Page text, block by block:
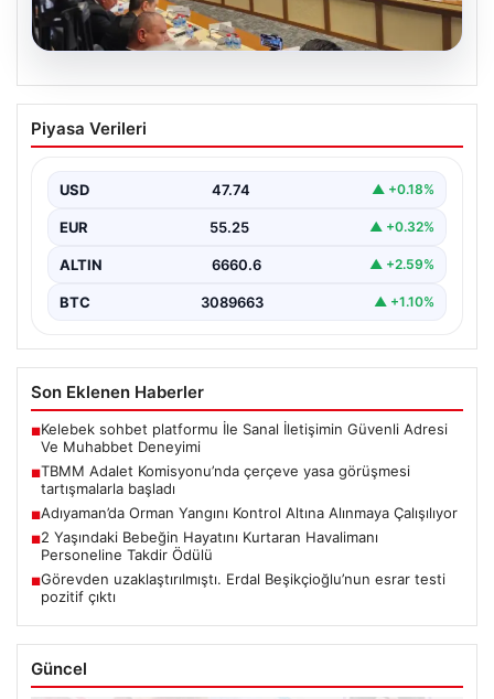
TBMM Adalet Komisyonu’nda çerçeve
yasa görüşmesi tartışmalarla başladı
Toplumsal Bütünleşmenin Güçlendirilmesine Dair Kanun
Teklifi” adını…
Piyasa Verileri
USD 47.74 ▲ +0.18%
EUR 55.25 ▲ +0.32%
ALTIN 6660.6 ▲ +2.59%
BTC 3089663 ▲ +1.10%
Son Eklenen Haberler
■Kelebek sohbet platformu İle Sanal İletişimin Güvenli Adresi
Ve Muhabbet Deneyimi
■TBMM Adalet Komisyonu’nda çerçeve yasa görüşmesi
tartışmalarla başladı
■Adıyaman’da Orman Yangını Kontrol Altına Alınmaya Çalışılıyor
■2 Yaşındaki Bebeğin Hayatını Kurtaran Havalimanı
Personeline Takdir Ödülü
■Görevden uzaklaştırılmıştı. Erdal Beşikçioğlu’nun esrar testi
pozitif çıktı
Güncel